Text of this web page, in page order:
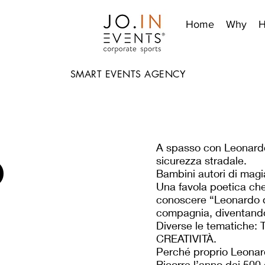
Home Why
SMART EVENTS AGENCY
A spasso con
sicurezza stradale.
Bambini autori di
Una favola poetica
conoscere “Leonardo
compagnia,
Diverse le tematiche:
CREATIVITÀ.
Perché proprio